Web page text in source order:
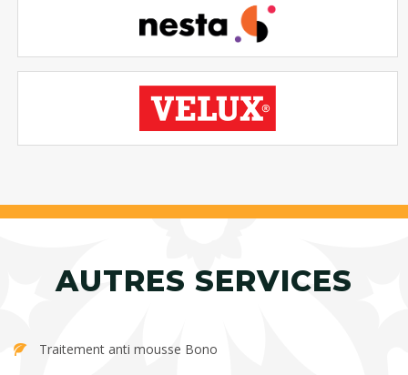
AUTRES SERVICES
Traitement anti mousse Bono